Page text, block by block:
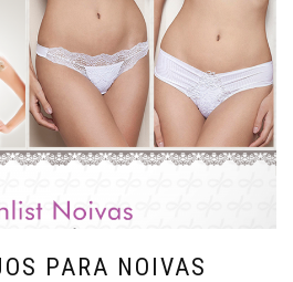
PARA NOIVAS